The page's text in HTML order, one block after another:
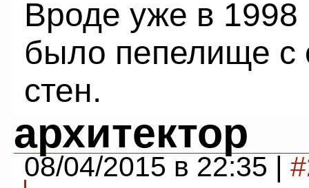
Вроде уже в 1998
было пепелище с
стен.
архитектор
08/04/2015 в 22:35 |